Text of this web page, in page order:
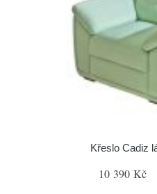
Křeslo Cadiz
10 390 Kč